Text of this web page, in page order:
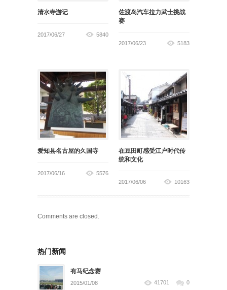
清水寺游记
2017/06/27 5840
佐渡岛汽车拉力武士挑战
赛
2017/06/23 5183
爱知县名古屋的久国寺
2017/06/16 5576
在豆田町感受江户时代传
统和文化
2017/06/06 10163
Comments are closed.
热门新闻
有马纪念赛
2015/01/08 41701 0